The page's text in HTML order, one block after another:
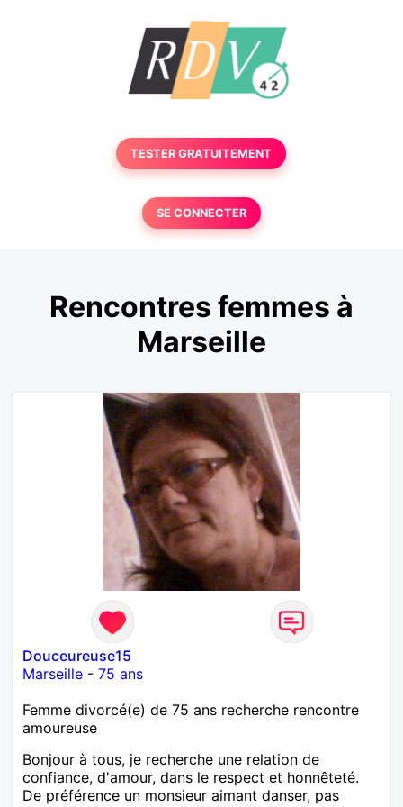
TESTER GRATUITEMENT
SE CONNECTER
Rencontres femmes à
Marseille
Douceureuse15
Marseille - 75 ans
Femme divorcé(e) de 75 ans recherche rencontre
amoureuse
Bonjour à tous, je recherche une relation de
confiance, d'amour, dans le respect et honnêteté.
De préférence un monsieur aimant danser, pas